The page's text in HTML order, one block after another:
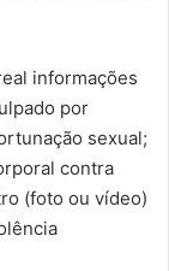
informações
por
sexual;
contra
(foto ou vídeo)